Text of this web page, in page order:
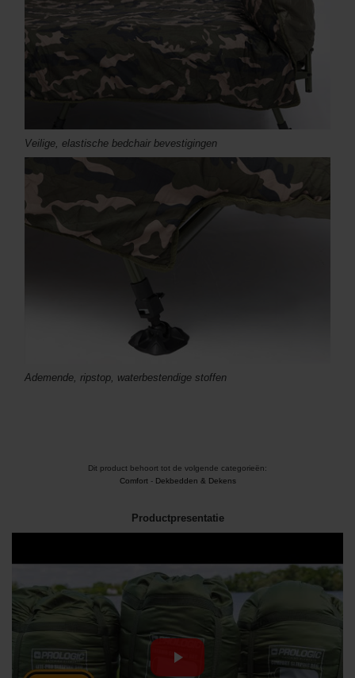
Veilige, elastische bedchair bevestigingen
Ademende, ripstop, waterbestendige stoffen
Dit product behoort tot de volgende categorieën:
Comfort- Dekbedden & Dekens
Productpresentatie